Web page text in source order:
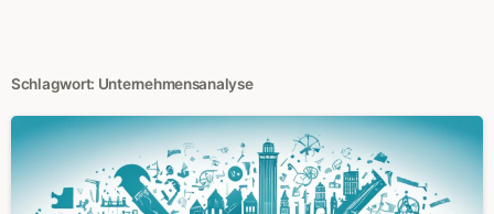
Schlagwort: Unternehmensanalyse